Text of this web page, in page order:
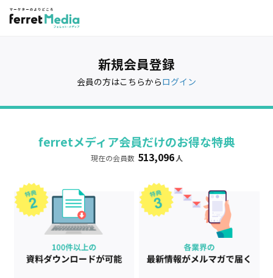
新規会員登録
会員の方はこちらからログイン
ferretメディア会員だけのお得な特典
現在の会員数 513,096 人